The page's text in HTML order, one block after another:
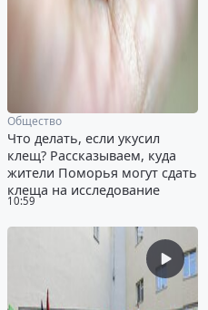
10:59
Общество
Что делать, если укусил
клещ? Рассказываем, куда
жители Поморья могут сдать
клеща на исследование